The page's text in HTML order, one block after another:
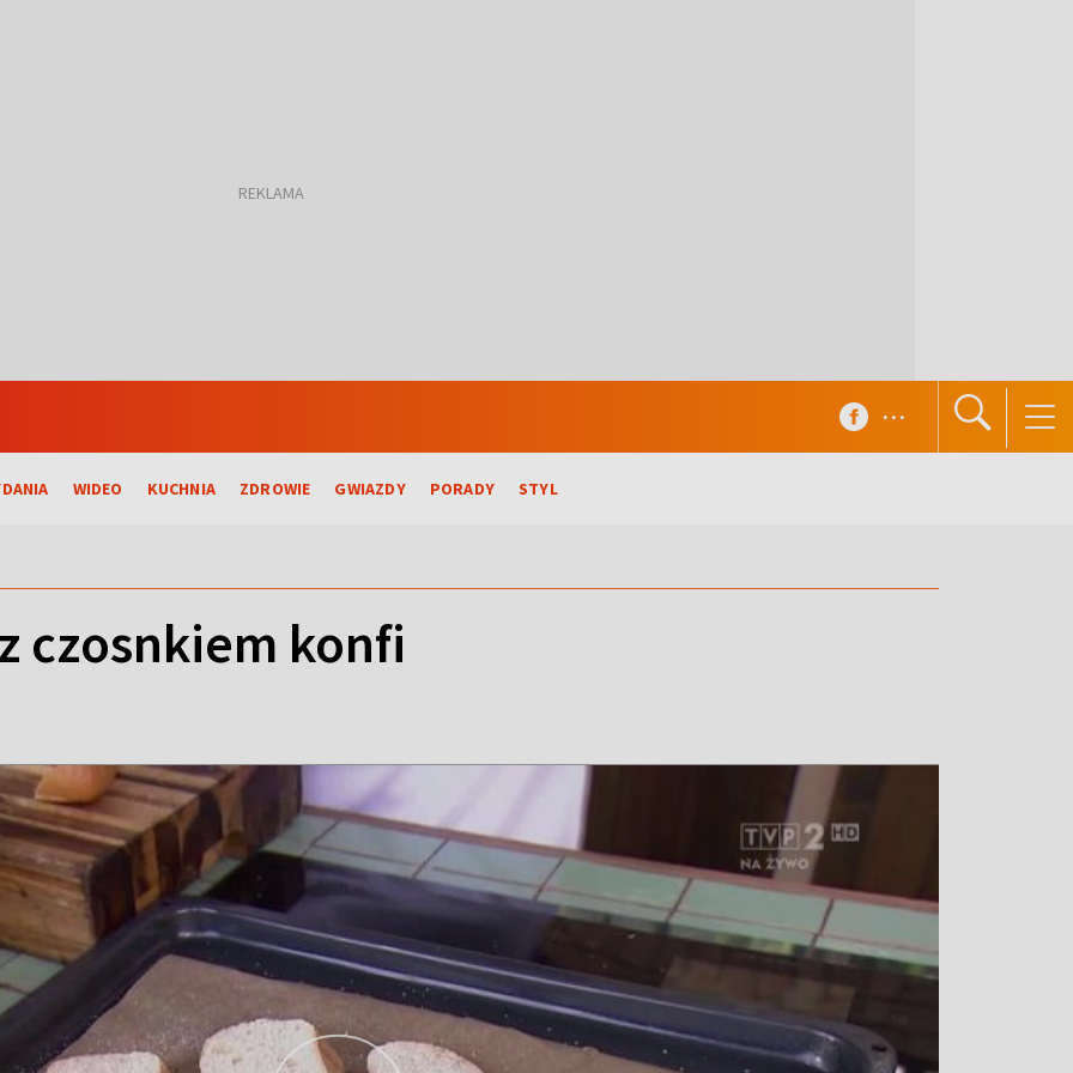
WIDEO KUCHNIA ZDROWIE GWIAZDY PORADY STYL
...
czosnkiem konfi